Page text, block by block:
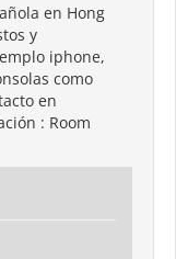
en Hong
y
iphone,
como
en
: Room